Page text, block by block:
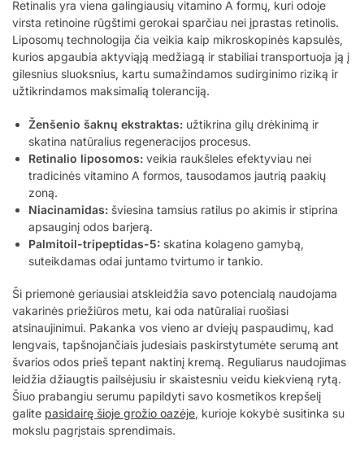
Retinalis yra viena galingiausių vitamino A formų, kuri odoje
virsta retinoine rūgštimi gerokai sparčiau nei įprastas retinolis.
Liposomų technologija čia veikia kaip mikroskopinės kapsulės,
kurios apgaubia aktyviąją medžiagą ir stabiliai transportuoja ją į
gilesnius sluoksnius, kartu sumažindamos sudirginimo riziką ir
užtikrindamos maksimalią toleranciją.
Ženšenio šaknų ekstraktas: užtikrina gilų drėkinimą ir
skatina natūralius regeneracijos procesus.
Retinalio liposomos: veikia raukšleles efektyviau nei
tradicinės vitamino A formos, tausodamos jautrią paakių
zoną.
Niacinamidas: šviesina tamsius ratilus po akimis ir stiprina
apsauginį odos barjerą.
Palmitoil-tripeptidas-5: skatina kolageno gamybą,
suteikdamas odai juntamo tvirtumo ir tankio.
Ši priemonė geriausiai atskleidžia savo potencialą naudojama
vakarinės priežiūros metu, kai oda natūraliai ruošiasi
atsinaujinimui. Pakanka vos vieno ar dviejų paspaudimų, kad
lengvais, tapšnojančiais judesiais paskirstytumėte serumą ant
švarios odos prieš tepant naktinį kremą. Reguliarus naudojimas
leidžia džiaugtis pailsėjusiu ir skaistesniu veidu kiekvieną rytą.
Šiuo prabangiu serumu papildyti savo kosmetikos krepšelį
galite pasidairę šioje grožio oazėje, kurioje kokybė susitinka su
mokslu pagrįstais sprendimais.